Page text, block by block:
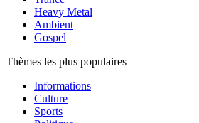
Heavy Metal
Ambient
Gospel
Thèmes les plus populaires
Informations
Culture
Sports